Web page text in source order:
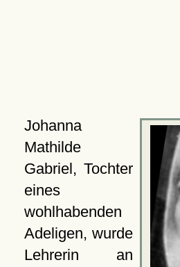
Johanna
Mathilde
Gabriel, Tochter
eines
wohlhabenden
Adeligen, wurde
Lehrerin an